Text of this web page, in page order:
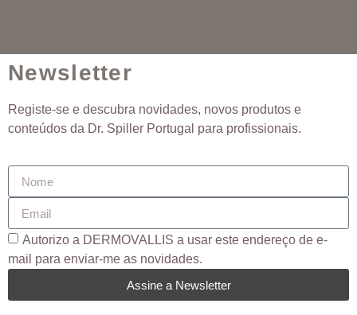
Newsletter
Registe-se e descubra novidades, novos produtos e
conteúdos da Dr. Spiller Portugal para profissionais.
Autorizo ​​a DERMOVALLIS a usar este endereço de e-
mail para enviar-me as novidades.
Assine a Newsletter